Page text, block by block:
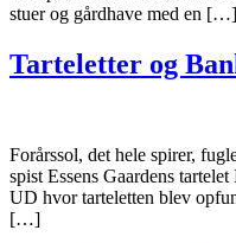
stuer og gårdhave med en […]
Tarteletter og
Forårssol, det hele spirer,
spist Essens Gaardens
UD hvor tarteletten blev
[…]